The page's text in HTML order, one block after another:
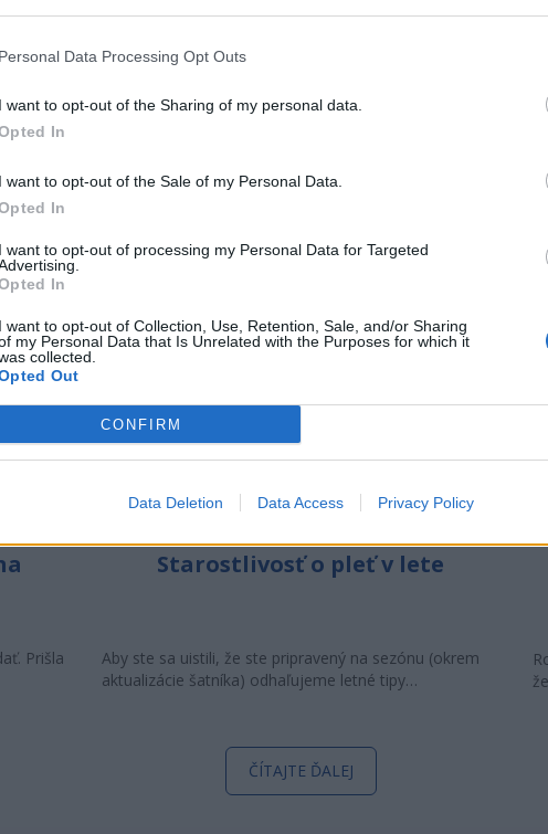
Personal Data Processing Opt Outs
I want to opt-out of the Sharing of my personal data.
In
I want to opt-out of the Sale of my Personal Data.
In
I want to opt-out of processing my Personal Data for Targeted
In
I want to opt-out of Collection, Use, Retention, Sale, and/or Sharing
my Personal Data that Is Unrelated with the Purposes for which it
collected.
Out
CONFIRM
Data Deletion Data Access Privacy Policy
ČLÁNKY V NAŠOM
Prišla
Starostlivosť o pleť v lete
Aby ste sa uistili, že ste pripravený na sezónu (okrem
aktualizácie šatníka) odhaľujeme letné tipy…
ČÍTAJTE ĎALEJ